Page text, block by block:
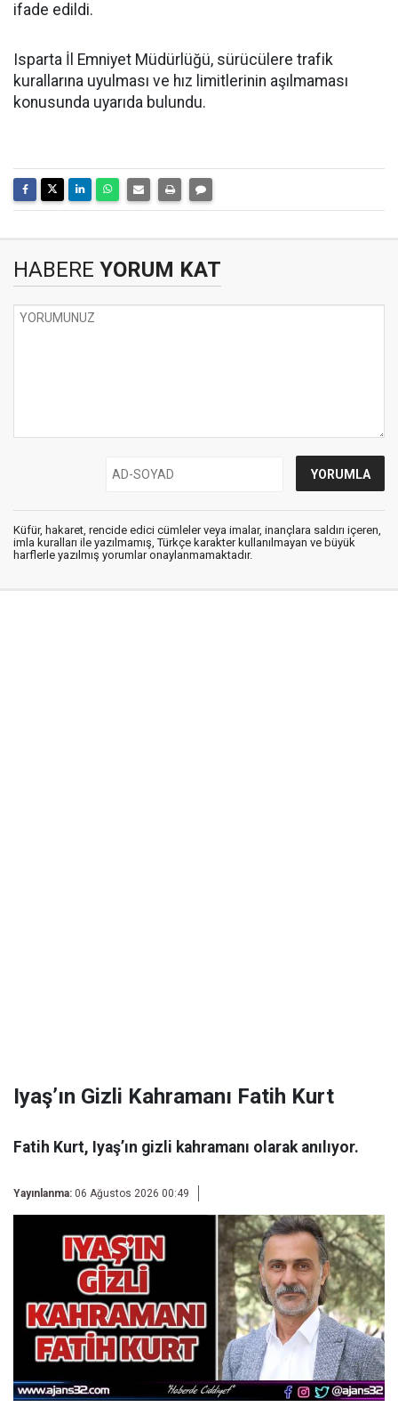
ifade edildi.
Isparta İl Emniyet Müdürlüğü, sürücülere trafik
kurallarına uyulması ve hız limitlerinin aşılmaması
konusunda uyarıda bulundu.
HABERE YORUM KAT
Küfür, hakaret, rencide edici cümleler veya imalar, inançlara saldırı içeren,
imla kuralları ile yazılmamış, Türkçe karakter kullanılmayan ve büyük
harflerle yazılmış yorumlar onaylanmamaktadır.
Iyaş’ın Gizli Kahramanı Fatih Kurt
Fatih Kurt, Iyaş’ın gizli kahramanı olarak anılıyor.
Yayınlanma: 06 Ağustos 2026 00:49